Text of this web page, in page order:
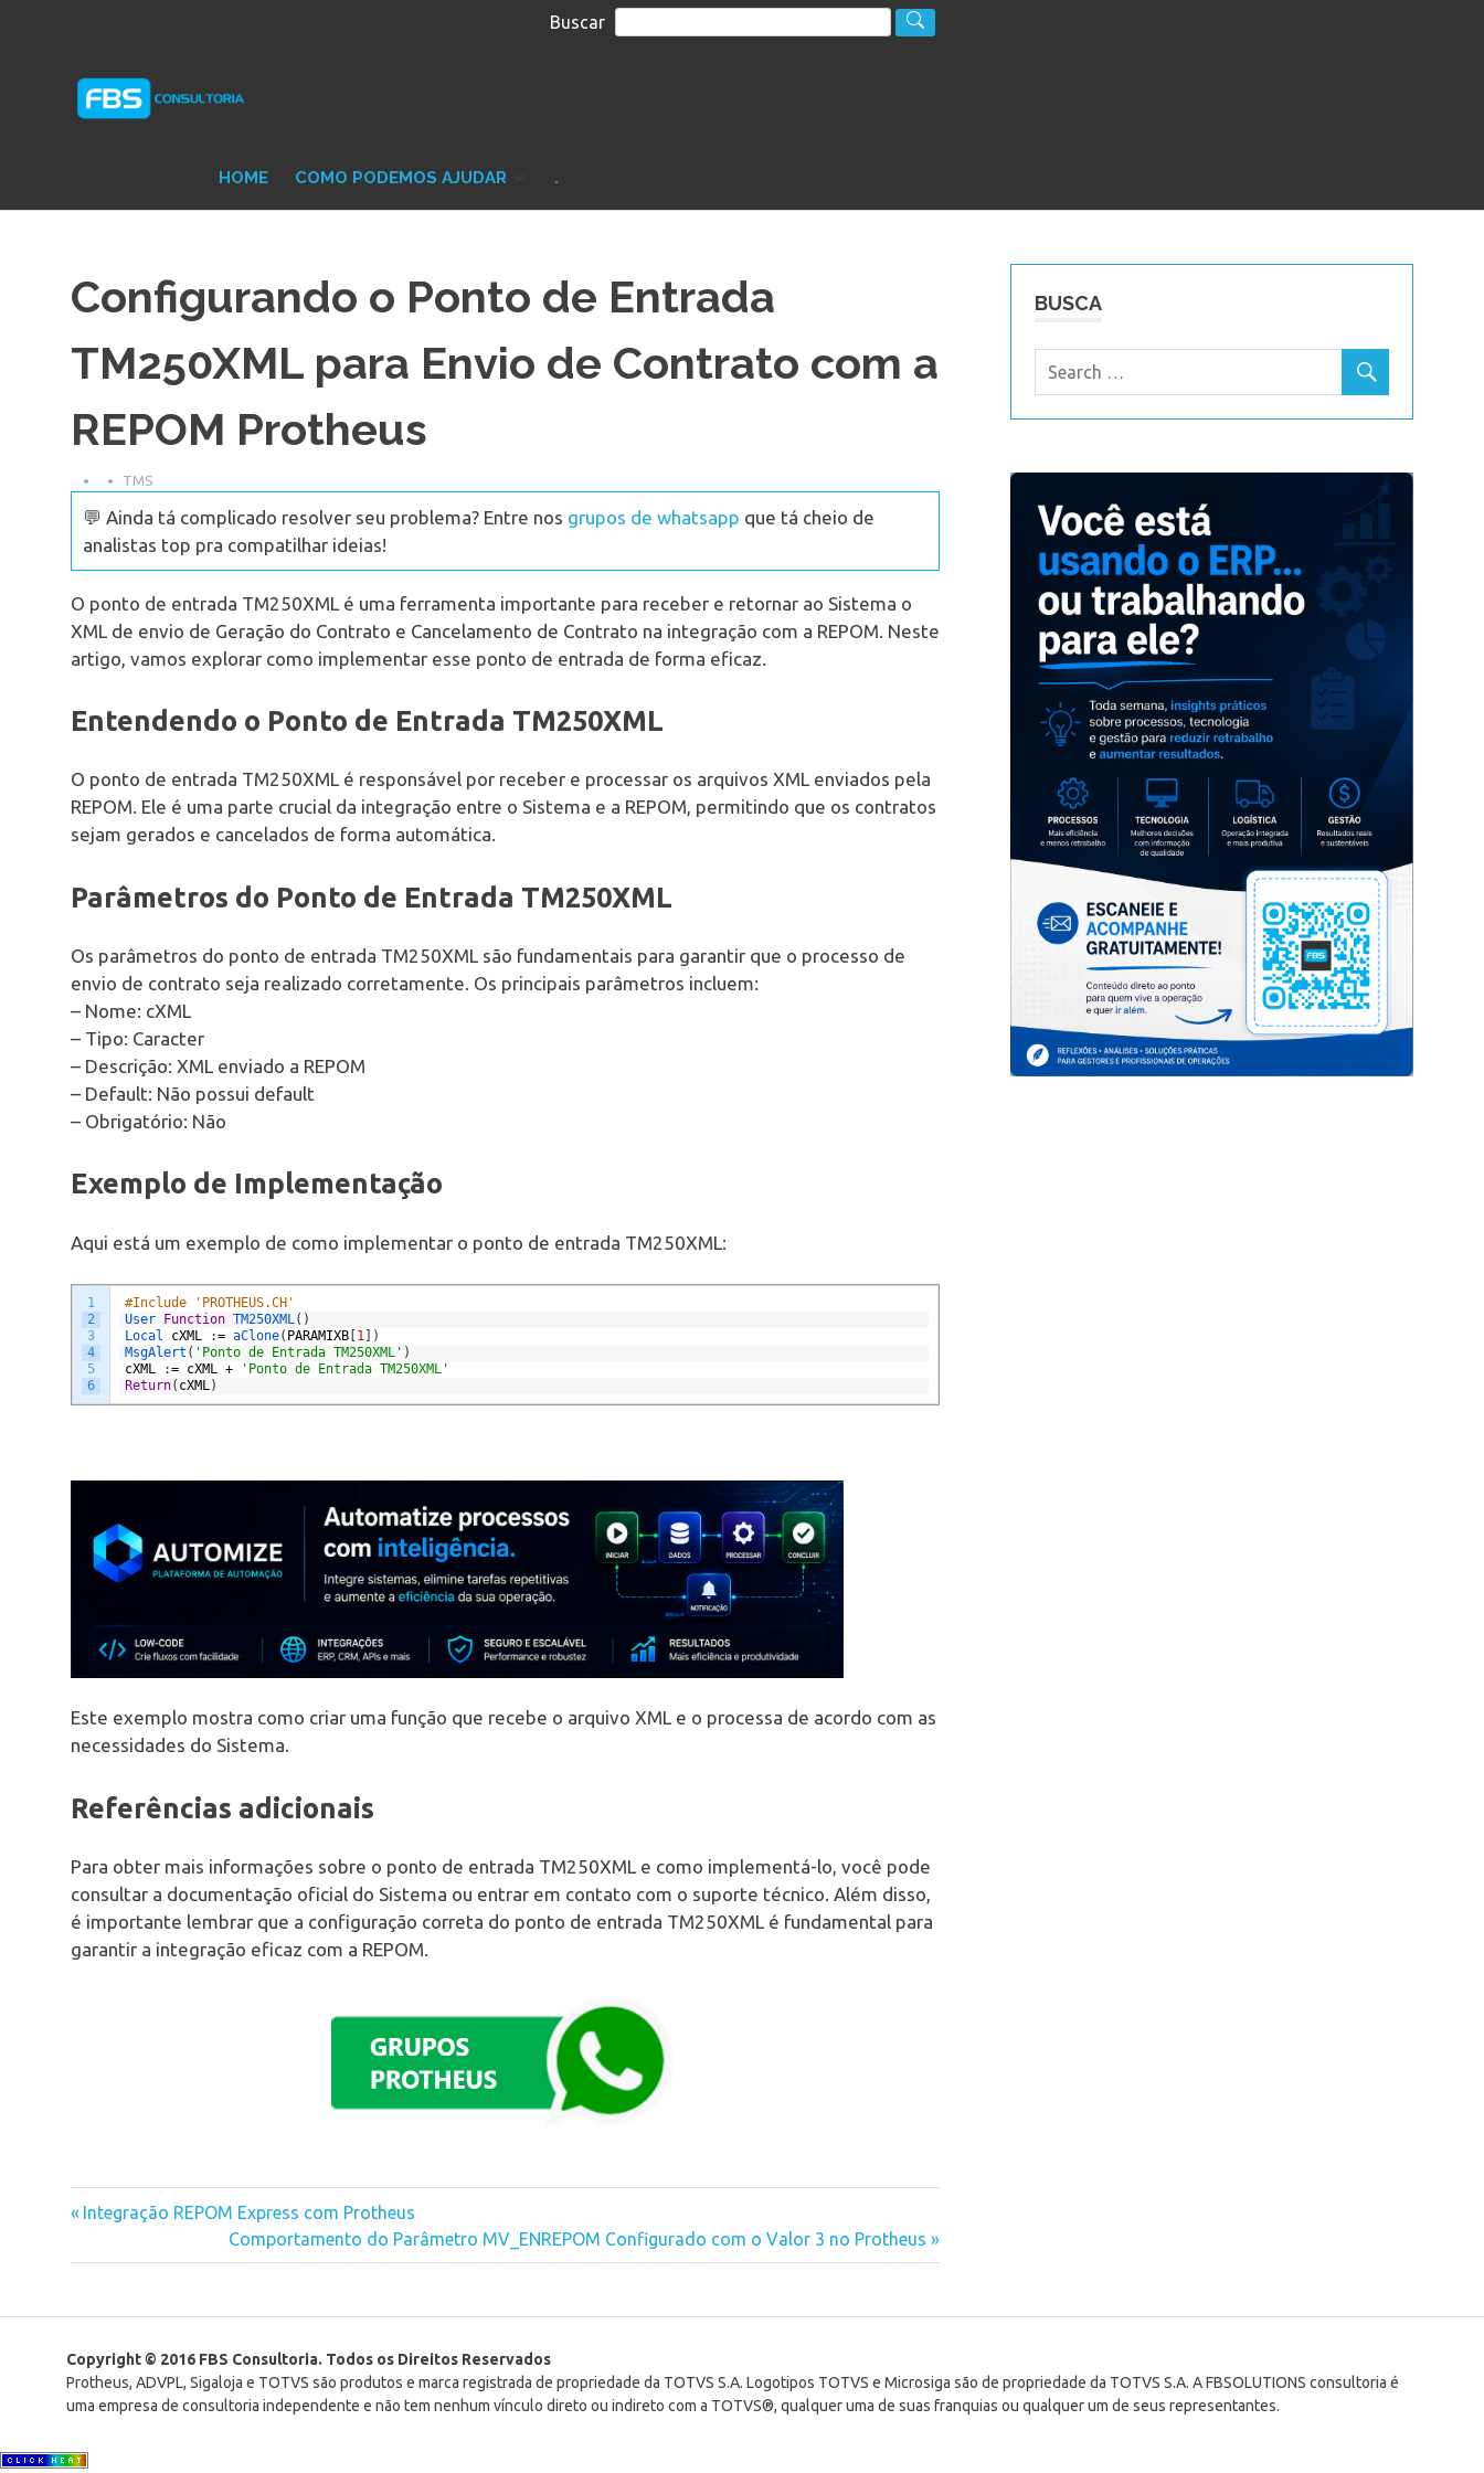
Buscar
Protheus
TOTVS
HOME COMO PODEMOS AJUDAR .
Configurando o Ponto de Entrada
TM250XML para Envio de Contrato com a
REPOM Protheus
TMS
💬 Ainda tá complicado resolver seu problema? Entre nos grupos de whatsapp que tá cheio de
analistas top pra compatilhar ideias!
O ponto de entrada TM250XML é uma ferramenta importante para receber e retornar ao Sistema o
XML de envio de Geração do Contrato e Cancelamento de Contrato na integração com a REPOM. Neste
artigo, vamos explorar como implementar esse ponto de entrada de forma eficaz.
Entendendo o Ponto de Entrada TM250XML
O ponto de entrada TM250XML é responsável por receber e processar os arquivos XML enviados pela
REPOM. Ele é uma parte crucial da integração entre o Sistema e a REPOM, permitindo que os contratos
sejam gerados e cancelados de forma automática.
Parâmetros do Ponto de Entrada TM250XML
Os parâmetros do ponto de entrada TM250XML são fundamentais para garantir que o processo de
envio de contrato seja realizado corretamente. Os principais parâmetros incluem:
– Nome: cXML
– Tipo: Caracter
– Descrição: XML enviado a REPOM
– Default: Não possui default
– Obrigatório: Não
Exemplo de Implementação
Aqui está um exemplo de como implementar o ponto de entrada TM250XML:
1
2
3
4
5
6
#Include 'PROTHEUS.CH'
User
Function TM250XML( )
Local cXML := aClone( PARAMIXB 1
)
MsgAlert ( 'Ponto de Entrada TM250XML' )
cXML
:= cXML +
'Ponto de Entrada TM250XML'
Return( cXML)
Este exemplo mostra como criar uma função que recebe o arquivo XML e o processa de acordo com as
necessidades do Sistema.
Referências adicionais
Para obter mais informações sobre o ponto de entrada TM250XML e como implementá-lo, você pode
consultar a documentação oficial do Sistema ou entrar em contato com o suporte técnico. Além disso,
é importante lembrar que a configuração correta do ponto de entrada TM250XML é fundamental para
garantir a integração eficaz com a REPOM.
Post
Previous
Integração REPOM Express com Protheus
Next
Post:
Comportamento do Parâmetro MV_ENREPOM Configurado com o Valor 3 no Protheus
BUSCA
Copyright © 2016 FBS Consultoria. Todos os Direitos Reservados
Protheus, ADVPL, Sigaloja e TOTVS são produtos e marca registrada de propriedade da TOTVS S.A. Logotipos TOTVS e Microsiga são de propriedade da TOTVS S.A. A FBSOLUTIONS consultoria é
uma empresa de consultoria independente e não tem nenhum vínculo direto ou indireto com a TOTVS®, qualquer uma de suas franquias ou qualquer um de seus representantes.